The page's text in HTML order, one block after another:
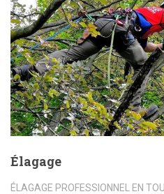
Élagage
ÉLAGAGE PROFESSIONNEL EN